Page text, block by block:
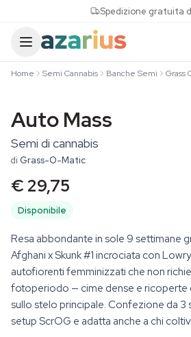
Spedizione gratuita
Home Semi Cannabis Banche Semi Grass
Auto Mass
Semi di cannabis
di Grass-O-Matic
€ 29,75
Disponibile
Resa abbondante in sole 9 settimane
Afghani x Skunk #1 incrociata con
autofiorenti femminizzati che non
fotoperiodo — cime dense e ricoperte
sullo stelo principale. Confezione da 3
setup ScrOG e adatta anche a chi